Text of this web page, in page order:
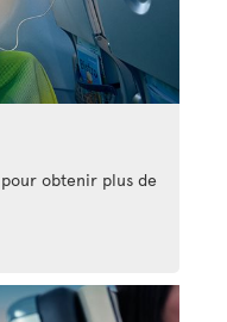
obtenir plus de